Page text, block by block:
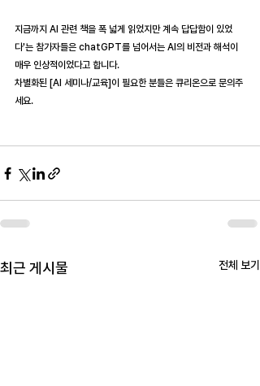
지금까지 AI 관련 책을 폭 넓게 읽었지만 계속 답답함이 있었
다'는 참가자들은 chatGPT를 넘어서는 AI의 비전과 해석이
매우 인상적이었다고 합니다.
차별화된 [AI 세미나/교육]이 필요한 분들은 큐리온으로 문의주
세요.
최근 게시물 전체 보기